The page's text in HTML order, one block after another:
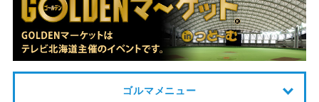
ゴルマメニュー